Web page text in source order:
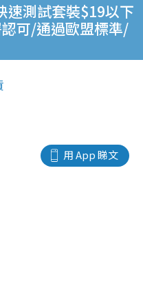
速測試套裝$19以下
可/通過歐盟標準/
用 App 睇文